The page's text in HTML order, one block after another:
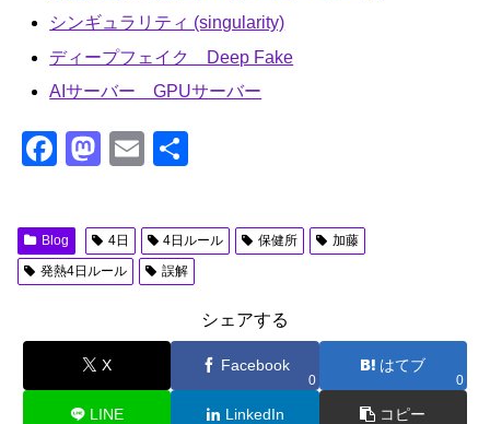
シンギュラリティ (singularity)
ディープフェイク Deep Fake
AIサーバー GPUサーバー
F
c
e
b
k
M
st
o
d
n
E
ail
Blog 4日 4日ルール 保健所
加藤
発熱4日ルール
誤解
シェアする
X Facebook
0
はてブ
0
LINE LinkedIn コピー